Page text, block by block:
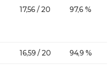
17,56 / 20 97,6 %
16,59 / 20 94,9 %